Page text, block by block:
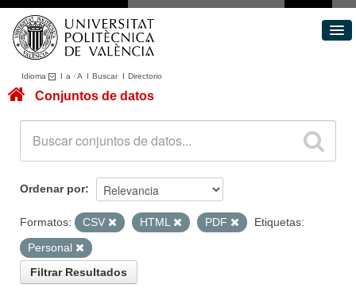
Idioma I a ·A I BuscarI Directorio
Conjuntos de datos
Acerca de
Portal de Transparencia
Conjuntos de datos
Ordenar por
Formatos: CSV HTML PDF
Etiquetas:
Personal
Filtrar Resultados